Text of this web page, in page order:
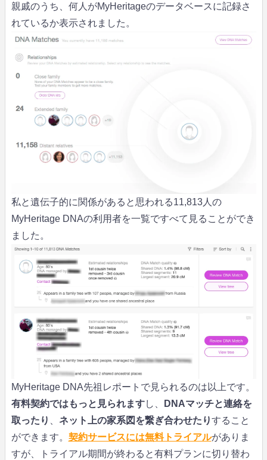
親戚のうち、何人がMyHeritageのデータベースに記録さ
れているか表示されました。
私と遺伝子的に関係があると思われる11,813人の
MyHeritage DNAの利用者を一覧ですべて見ることができ
ました。
MyHeritage DNA先祖レポートで見られるのは以上です。
有料契約ではもっと見られますし、
DNAマッチと連絡を
取ったり
ネット上の家系図を繋ぎ合わせたりすること
ができます。 契約サービスには無料トライアルがありま
すが、トライアル期間が終わると有料プランに切り替わ